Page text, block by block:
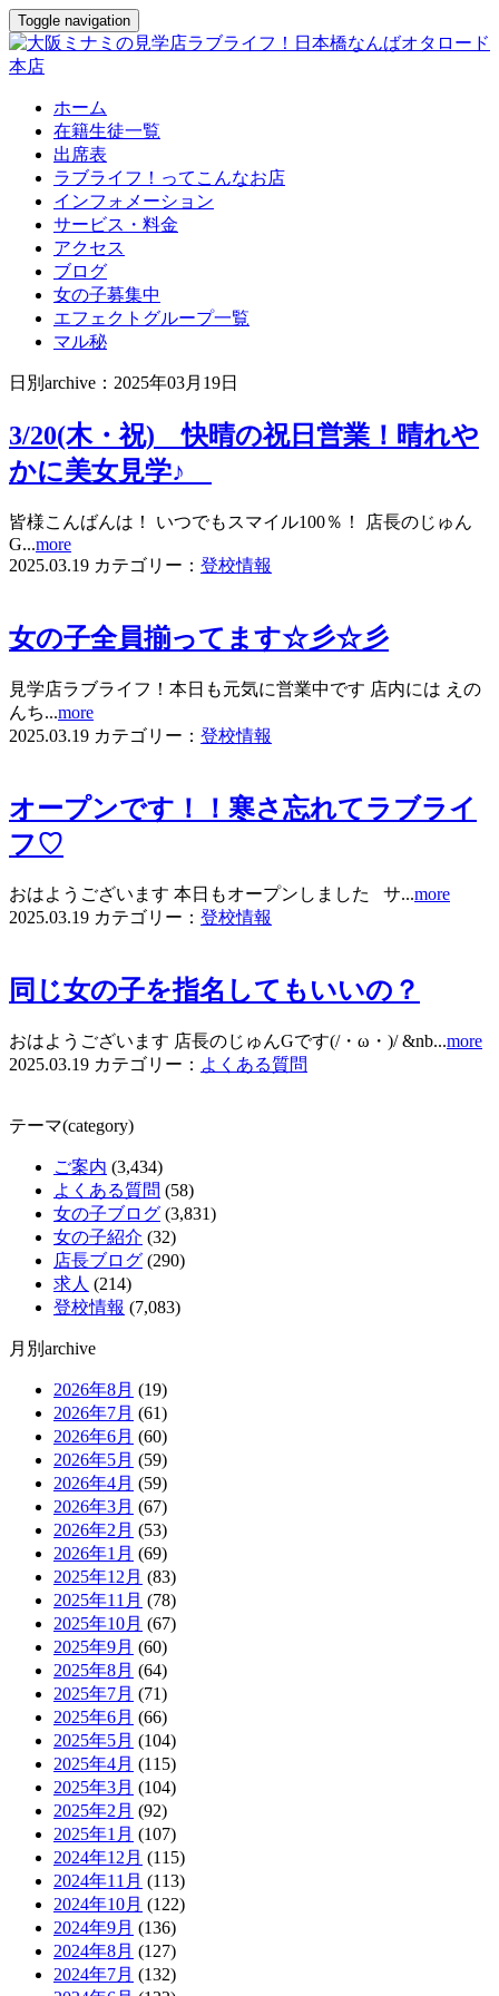
Toggle navigation
ホーム
在籍生徒一覧
出席表
ラブライフ！ってこんなお店
インフォメーション
サービス・料金
アクセス
ブログ
女の子募集中
エフェクトグループ一覧
マル秘
日別archive：2025年03月19日
3/20(木・祝) 快晴の祝日営業！晴れや
かに美女見学♪
皆様こんばんは！ いつでもスマイル100％！ 店長のじゅん
G...more
2025.03.19 カテゴリー： 登校情報
女の子全員揃ってます☆彡☆彡
見学店ラブライフ！本日も元気に営業中です 店内には えの
んち...more
2025.03.19 カテゴリー： 登校情報
オープンです！！寒さ忘れてラブライ
フ♡
おはようございます 本日もオープンしました サ...more
2025.03.19 カテゴリー： 登校情報
同じ女の子を指名してもいいの？
おはようございます 店長のじゅんGです(/・ω・)/ &nb...more
2025.03.19 カテゴリー： よくある質問
テーマ(category)
ご案内 (3,434)
よくある質問 (58)
女の子ブログ (3,831)
女の子紹介 (32)
店長ブログ (290)
求人 (214)
登校情報 (7,083)
月別archive
2026年8月 (19)
2026年7月 (61)
2026年6月 (60)
2026年5月 (59)
2026年4月 (59)
2026年3月 (67)
2026年2月 (53)
2026年1月 (69)
2025年12月 (83)
2025年11月 (78)
2025年10月 (67)
2025年9月 (60)
2025年8月 (64)
2025年7月 (71)
2025年6月 (66)
2025年5月 (104)
2025年4月 (115)
2025年3月 (104)
2025年2月 (92)
2025年1月 (107)
2024年12月 (115)
2024年11月 (113)
2024年10月 (122)
2024年9月 (136)
2024年8月 (127)
2024年7月 (132)